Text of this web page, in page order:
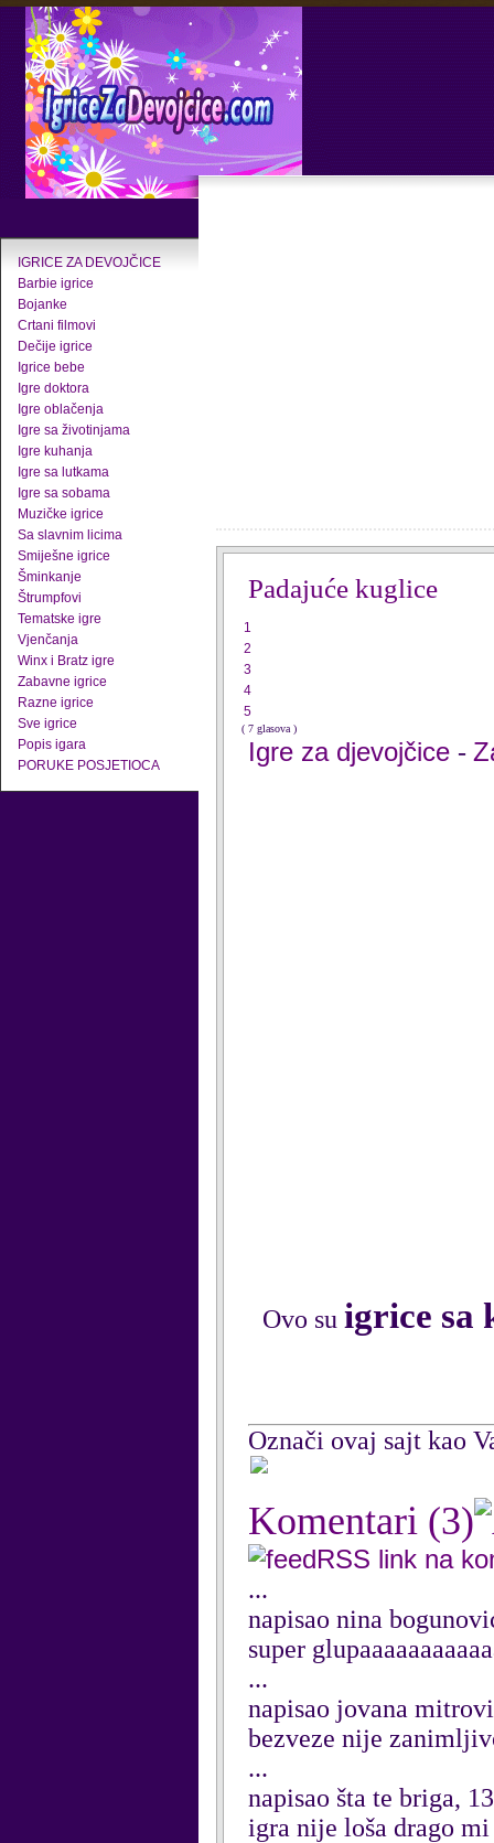
IGRICE ZA DEVOJČICE
Barbie igrice
Bojanke
Crtani filmovi
Dečije igrice
Igrice bebe
Igre doktora
Igre oblačenja
Igre sa životinjama
Igre kuhanja
Igre sa lutkama
Igre sa sobama
Muzičke igrice
Sa slavnim licima
Smiješne igrice
Šminkanje
Štrumpfovi
Tematske igre
Vjenčanja
Winx i Bratz igre
Zabavne igrice
Razne igrice
Sve igrice
Popis igara
PORUKE POSJETIOCA
Padajuće kuglice
1
2
3
4
5
( 7 glasova )
Igre za djevojčice -
Ovo su igrice sa
Označi ovaj sajt kao
Komentari (3)
RSS link na
...
napisao nina
super
...
napisao jovana
bezveze nije
...
napisao šta te briga,
igra nije loša drago